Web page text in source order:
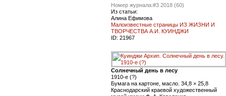
Номер журнала:#3 2018 (60)
Из статьи:
Алина Ефимова
Малоизвестные страницы ИЗ ЖИЗНИ И
ТВОРЧЕСТВА А.И. КУИНДЖИ
ID: 21967
Солнечный день в лесу
1910-е (?)
Бумага на картоне, масло. 34,8 × 25,8
Краснодарский краевой художественный